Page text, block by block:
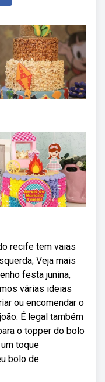
recife tem vaias
Veja mais
festa junina,
várias ideias
ou encomendar o
É legal também
o topper do bolo
toque
bolo de